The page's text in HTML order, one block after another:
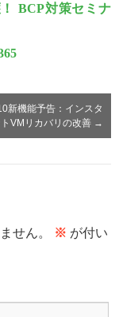
BCP対策セミナ
新機能予告：インスタ
VMリカバリの改善 →
せん。 ※ が付い